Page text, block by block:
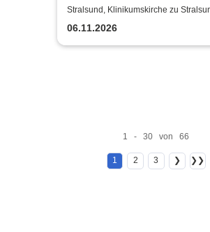
- Konzert im dunklen
Stralsund, Klinikumskirche zu
06.11.2026
1 - 30 von 66
1 2 3 ❯ ❯❯